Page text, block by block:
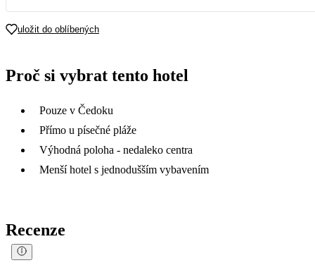
uložit do oblíbených
Proč si vybrat tento hotel
Pouze v Čedoku
Přímo u písečné pláže
Výhodná poloha - nedaleko centra
Menší hotel s jednodušším vybavením
Recenze